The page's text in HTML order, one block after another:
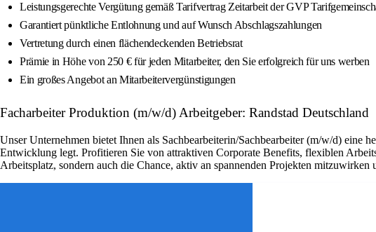
Leistungsgerechte Vergütung gemäß Tarifvertrag Zeitarbeit der GVP
Garantiert pünktliche Entlohnung und auf Wunsch Abschlagszahlungen
Vertretung durch einen flächendeckenden Betriebsrat
Prämie in Höhe von 250 € für jeden Mitarbeiter, den Sie erfolgreich für uns werben
Ein großes Angebot an Mitarbeitervergünstigungen
Facharbeiter Produktion (m/w/d) Arbeitgeber: Randstad Deutschland
Unser Unternehmen bietet Ihnen als Sachbearbeiterin/Sachbearbeiter (m/w/d) eine
Entwicklung legt. Profitieren Sie von attraktiven Corporate Benefits, flexiblen
Arbeitsplatz, sondern auch die Chance, aktiv an spannenden Projekten